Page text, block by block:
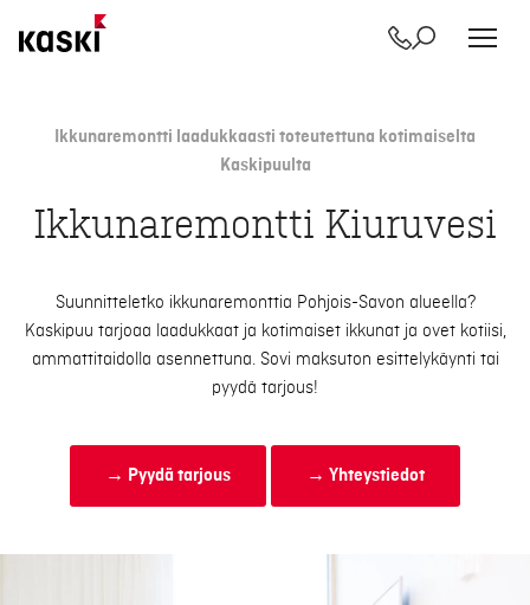
Yhteystiedot
Etsi
Ikkunaremontti laadukkaasti toteutettuna kotimaiselta
Kaskipuulta
Ikkunaremontti Kiuruvesi
Suunnitteletko ikkunaremonttia Pohjois-Savon alueella?
Kaskipuu tarjoaa laadukkaat ja kotimaiset ikkunat ja ovet kotiisi,
ammattitaidolla asennettuna. Sovi maksuton esittelykäynti tai
pyydä tarjous!
→ Pyydä tarjous → Yhteystiedot